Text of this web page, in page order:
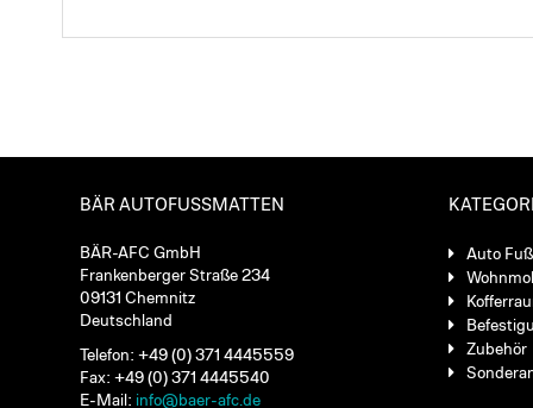
BÄR AUTOFUSSMATTEN
BÄR-AFC GmbH
Frankenberger Straße 234
09131 Chemnitz
Deutschland
Telefon: +49 (0) 371 4445559
Fax: +49 (0) 371 4445540
E-Mail: info@baer-afc.de
Auto
Zubehör